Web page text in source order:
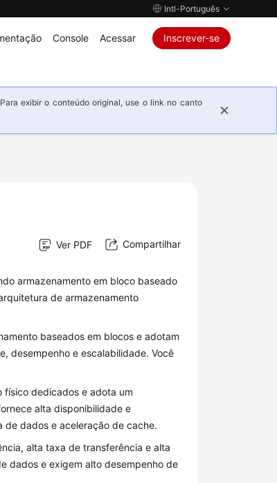
Intl-Português
Console Acessar Inscrever-se
exibir o conteúdo original, use o link no canto
Ver PDF Compartilhar
armazenamento em bloco baseado
de armazenamento
baseados em blocos e adotam
desempenho e escalabilidade. Você
físico dedicados e adota um
alta disponibilidade e
de dados e aceleração de cache.
alta taxa de transferência e alta
dados e exigem alto desempenho de